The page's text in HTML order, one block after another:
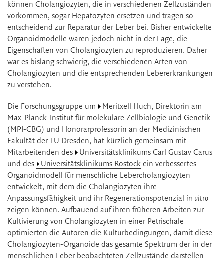
können Cholangiozyten, die in verschiedenen Zellzuständen
vorkommen, sogar Hepatozyten ersetzen und tragen so
entscheidend zur Reparatur der Leber bei. Bisher entwickelte
Organoidmodelle waren jedoch nicht in der Lage, die
Eigenschaften von Cholangiozyten zu reproduzieren. Daher
war es bislang schwierig, die verschiedenen Arten von
Cholangiozyten und die entsprechenden Lebererkrankungen
zu verstehen.
Die Forschungsgruppe um Meritxell Huch, Direktorin am
Max-Planck-Institut für molekulare Zellbiologie und Genetik
(MPI-CBG) und Honorarprofessorin an der Medizinischen
Fakultät der TU Dresden, hat kürzlich gemeinsam mit
Mitarbeitenden des
Universitätsklinikums Carl Gustav Carus
und des
Universitätsklinikums Rostock ein verbessertes
Organoidmodell für menschliche Lebercholangiozyten
entwickelt, mit dem die Cholangiozyten ihre
Anpassungsfähigkeit und ihr Regenerationspotenzial in vitro
zeigen können. Aufbauend auf ihren früheren Arbeiten zur
Kultivierung von Cholangiozyten in einer Petrischale
optimierten die Autoren die Kulturbedingungen, damit diese
Cholangiozyten-Organoide das gesamte Spektrum der in der
menschlichen Leber beobachteten Zellzustände darstellen